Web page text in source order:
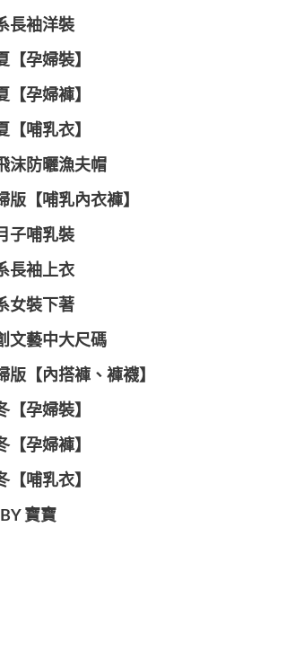
長袖洋裝
【孕婦裝】
【孕婦褲】
【哺乳衣】
沫防曬漁夫帽
版【哺乳內衣褲】
子哺乳裝
長袖上衣
女裝下著
文藝中大尺碼
版【內搭褲、褲襪】
【孕婦裝】
【孕婦褲】
【哺乳衣】
寶寶